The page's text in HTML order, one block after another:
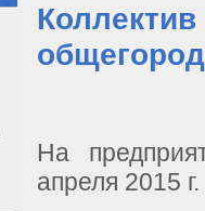
На
апреля 2015 г.